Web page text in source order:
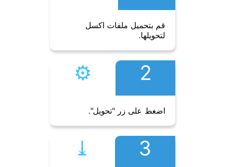
قم بتحميل ملفات اكسل
لتحويلها.
2
⚙︎
اضغط على زر "تحويل".
3
⤓︎